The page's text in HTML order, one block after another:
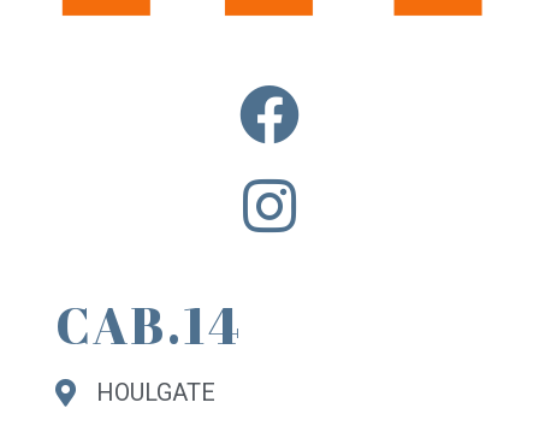
CAB.14
HOULGATE